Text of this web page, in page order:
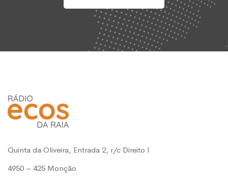
Quinta da Oliveira, Entrada 2, r/c Direito l
4950 – 425 Monção